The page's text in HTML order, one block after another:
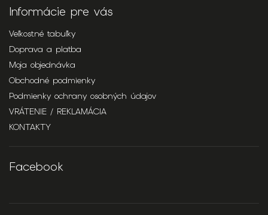
Informácie pre vás
Veľkostné tabuľky
Doprava a platba
Moja objednávka
Obchodné podmienky
Podmienky ochrany osobných údajov
VRÁTENIE / REKLAMÁCIA
KONTAKTY
Facebook